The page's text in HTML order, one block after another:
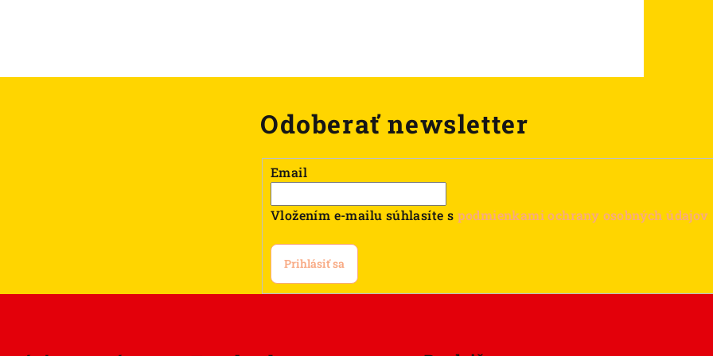
Odoberať newsletter
Email
Vložením e-mailu súhlasíte s podmienkami ochrany osobných údajov
Prihlásiť sa